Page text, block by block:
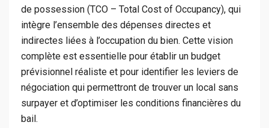
de possession (TCO – Total Cost of Occupancy), qui
intègre l’ensemble des dépenses directes et
indirectes liées à l’occupation du bien. Cette vision
complète est essentielle pour établir un budget
prévisionnel réaliste et pour identifier les leviers de
négociation qui permettront de trouver un local sans
surpayer et d’optimiser les conditions financières du
bail.